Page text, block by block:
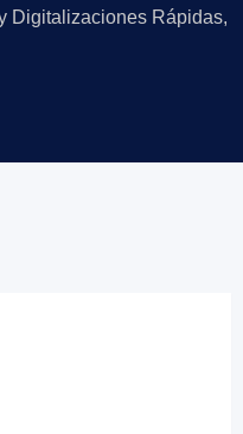
Digitalizaciones Rápidas,